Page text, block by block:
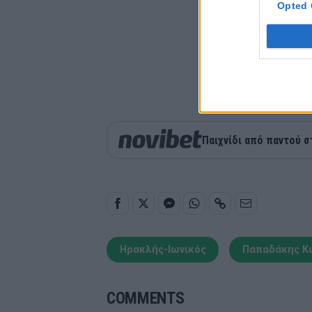
Opted
Παιχνίδι από παντού
Ηρακλής-Ιωνικός Παπαδάκης
COMMENTS